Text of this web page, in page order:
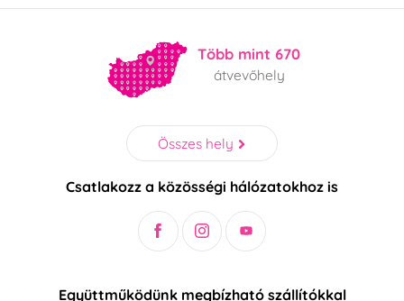
Több mint 670
átvevőhely
Összes hely
Csatlakozz a közösségi hálózatokhoz is
Együttműködünk megbízható szállítókkal